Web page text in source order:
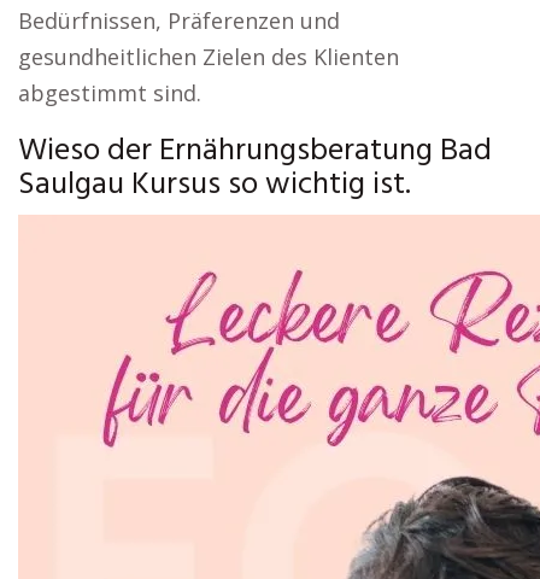
Bedürfnissen, Präferenzen und
gesundheitlichen Zielen des Klienten
abgestimmt sind.
Wieso der Ernährungsberatung Bad
Saulgau Kursus so wichtig ist.